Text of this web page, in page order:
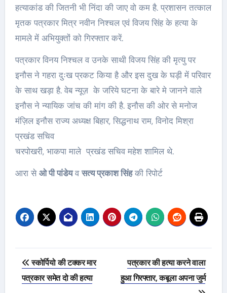
हत्याकांड की जितनी भी निंदा की जाए वो कम है. प्रशासन तत्काल
मृतक पत्रकार मित्र नवीन निश्चल एवं विजय सिंह के हत्या के
मामले में अभियुक्तों को गिरफ्तार करें.
पत्रकार विनय निश्चल व उनके साथी विजय सिंह की मृत्यु पर
इनौस ने गहरा दुःख प्रकट किया है और इस दुख के घड़ी में परिवार
के साथ खड़ा है. वेब न्यूज़ के जरिये घटना के बारे मे जानने वाले
इनौस ने न्यायिक जांच की मांग की है. इनौस की ओर से मनोज
मंज़िल इनौस राज्य अध्यक्ष बिहार, सिद्धनाथ राम, विनोद मिश्रा
प्रखंड सचिव
चरपोखरी, भाकपा माले प्रखंड सचिव महेश शामिल थे.
आरा सेओ पी पांडेयवसत्य प्रकाश सिंहकी रिपोर्ट
Post
navigation
स्कोर्पियो की टक्कर मार
पत्रकार समेत दो की हत्या
पत्रकार की हत्या करने वाला
हुआ गिरफ्तार, कबूला अपना जुर्म